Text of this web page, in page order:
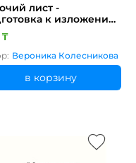
лист -
к изложению
да удал"
₸
Вероника Колесникова
в корзину